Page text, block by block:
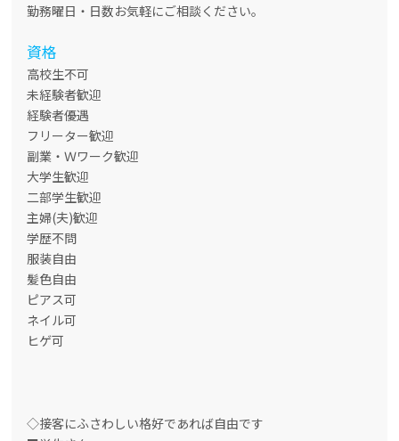
勤務曜日・日数お気軽にご相談ください。
資格
高校生不可
未経験者歓迎
経験者優遇
フリーター歓迎
副業・Ｗワーク歓迎
大学生歓迎
二部学生歓迎
主婦(夫)歓迎
学歴不問
服装自由
髪色自由
ピアス可
ネイル可
ヒゲ可
◇接客にふさわしい格好であれば自由です